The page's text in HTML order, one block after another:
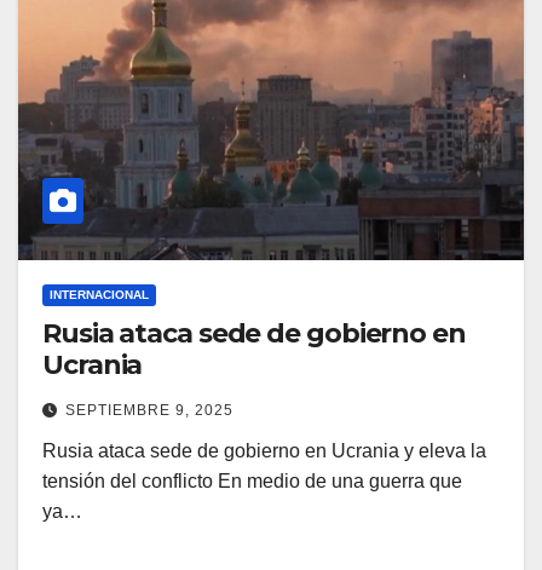
INTERNACIONAL
Rusia ataca sede de gobierno en
Ucrania
SEPTIEMBRE 9, 2025
Rusia ataca sede de gobierno en Ucrania y eleva la
tensión del conflicto En medio de una guerra que
ya…